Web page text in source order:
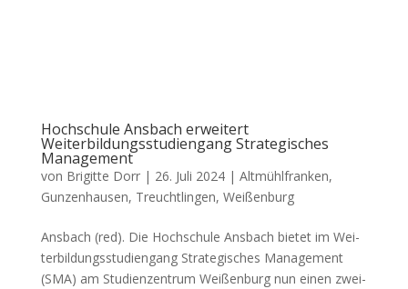
Hochschule Ansbach erweitert
Weiterbildungsstudiengang Strategisches
Management
von Brigitte Dorr| 26. Juli 2024| Altmühlfranken,
Gunzenhausen, Treuchtlingen, Weißenburg
Ans­bach (red). Die Hoch­schu­le Ans­bach bie­tet im Wei­
ter­bil­dungs­stu­di­en­gang Stra­te­gi­sches Manage­ment
(SMA) am Stu­di­en­zen­trum Wei­ßen­burg nun einen zwei­